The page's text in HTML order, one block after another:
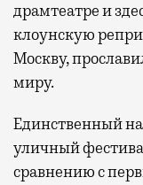
драмтеатре и
клоунскую
Москву,
миру.
Единственный
уличный
сравнению с